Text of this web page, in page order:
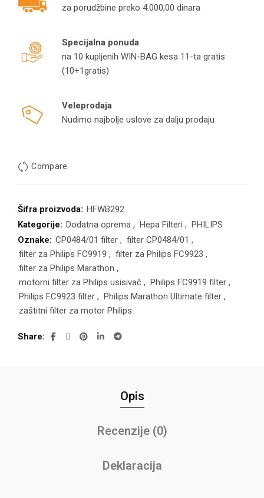
za porudžbine preko 4.000,00 dinara
Specijalna ponuda
na 10 kupljenih WIN-BAG kesa 11-ta gratis
(10+1gratis)
Veleprodaja
Nudimo najbolje uslove za dalju prodaju
Compare
Šifra proizvoda: HFWB292
Kategorije: Dodatna oprema , Hepa Filteri ,
PHILIPS
Oznake: CP0484/01 filter , filter CP0484/01 ,
filter za Philips FC9919 , filter za Philips FC9923 ,
filter za Philips Marathon ,
motorni filter za Philips usisivač , Philips FC9919 filter ,
Philips FC9923 filter , Philips Marathon Ultimate filter ,
zaštitni filter za motor Philips
Share
Opis
Recenzije (0)
Deklaracija